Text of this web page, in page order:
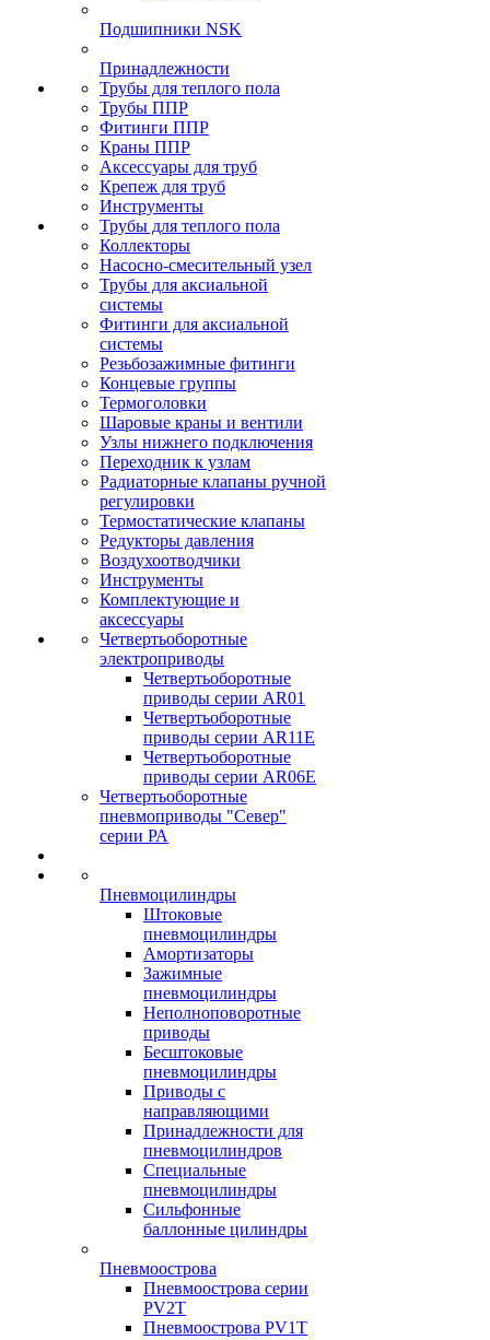
Подшипники NSK
Принадлежности
Трубы для теплого пола
Трубы ППР
Фитинги ППР
Краны ППР
Аксессуары для труб
Крепеж для труб
Инструменты
Трубы для теплого пола
Коллекторы
Насосно-смесительный узел
Трубы для аксиальной
системы
Фитинги для аксиальной
системы
Резьбозажимные фитинги
Концевые группы
Термоголовки
Шаровые краны и вентили
Узлы нижнего подключения
Переходник к узлам
Радиаторные клапаны ручной
регулировки
Термостатические клапаны
Редукторы давления
Воздухоотводчики
Инструменты
Комплектующие и
аксессуары
Четвертьоборотные
электроприводы
Четвертьоборотные
приводы серии AR01
Четвертьоборотные
приводы серии AR11E
Четвертьоборотные
приводы серии AR06E
Четвертьоборотные
пневмоприводы "Север"
серии РА
Пневмоцилиндры
Штоковые
пневмоцилиндры
Амортизаторы
Зажимные
пневмоцилиндры
Неполноповоротные
приводы
Бесштоковые
пневмоцилиндры
Приводы с
направляющими
Принадлежности для
пневмоцилиндров
Специальные
пневмоцилиндры
Сильфонные
баллонные цилиндры
Пневмоострова
Пневмоострова серии
PV2T
Пневмоострова PV1T